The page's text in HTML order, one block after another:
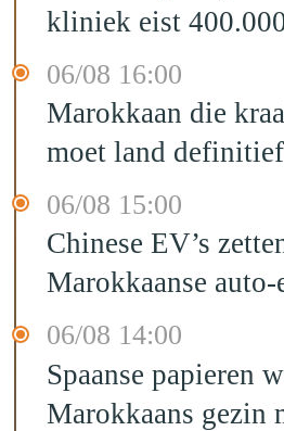
kliniek eist
06/08 16:00
Marokkaan die
moet land
06/08 15:00
Chinese EV’s
Marokkaanse
06/08 14:00
Spaanse papieren
Marokkaans gezin